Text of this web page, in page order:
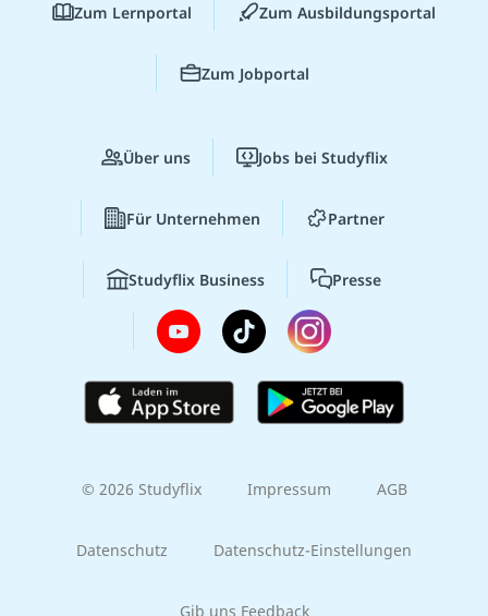
Zum Lernportal Zum Ausbildungsportal
Zum Jobportal
Über uns Jobs bei Studyflix
Für Unternehmen Partner
Studyflix Business Presse
© 2026 Studyflix Impressum AGB
Datenschutz Datenschutz-Einstellungen
Gib uns Feedback